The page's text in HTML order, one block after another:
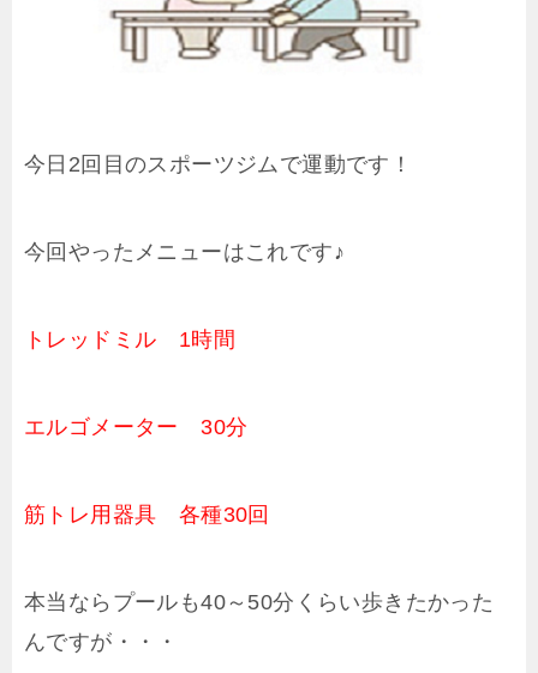
今日2回目のスポーツジムで運動です！
今回やったメニューはこれです♪
トレッドミル 1時間
エルゴメーター 30分
筋トレ用器具 各種30回
本当ならプールも40～50分くらい歩きたかった
んですが・・・